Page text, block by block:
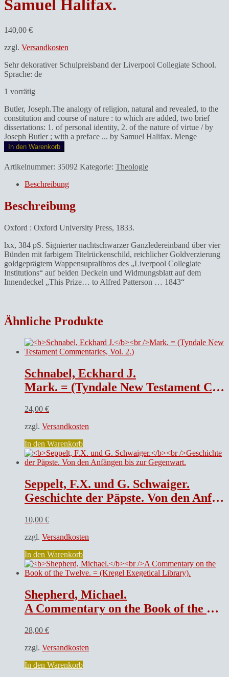
Samuel Halifax.
140,00 €
zzgl. Versandkosten
Sehr dekorativer Schulpreisband der Liverpool Collegiate School.
Sprache: de
1 vorrätig
Butler, Joseph.The analogy of religion, natural and revealed, to the
constitution and course of nature : to which are added, two brief
dissertations: 1. of personal identity, 2. of the nature of virtue / by
Joseph Butler ; with a preface ... by Samuel Halifax. Menge
In den Warenkorb
Artikelnummer: 35092 Kategorie: Theologie
Beschreibung
Beschreibung
Oxford : Oxford University Press, 1833.
lxx, 384 pS. Signierter nachtschwarzer Ganzledereinband über vier
Bünden mit farbigem Titelrückenschild, reichlicher Goldverzierung
goldgeprägtem Wappensupralibros des „Liverpool Collegiate
Institutions“ auf beiden Deckeln und Widmungsblatt auf dem
Innendeckel „This Prize… to Alfred Patterson … 1843“
Ähnliche Produkte
Schnabel, Eckhard J.
Mark. = (Tyndale New Testament Commentaries, Vol. 2.)
24,00 €
zzgl. Versandkosten
In den Warenkorb
Seppelt, F.X. und G. Schwaiger.
Geschichte der Päpste. Von den Anfängen bis zur Gegenwart.
10,00 €
zzgl. Versandkosten
In den Warenkorb
Shepherd, Michael.
A Commentary on the Book of the Twelve. = (Kregel Exegetical Library).
28,00 €
zzgl. Versandkosten
In den Warenkorb